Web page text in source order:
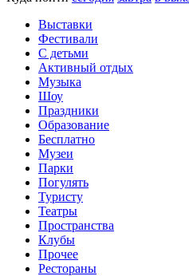
Выставки
Фестивали
С детьми
Активный отдых
Музыка
Шоу
Праздники
Образование
Бесплатно
Музеи
Парки
Погулять
Туристу
Театры
Пространства
Клубы
Прочее
Рестораны